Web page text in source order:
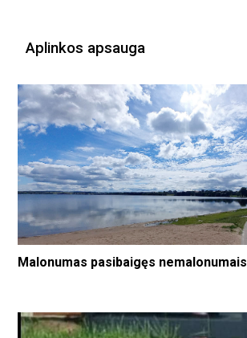
Aplinkos apsauga
Malonumas pasibaigęs nemalonumais